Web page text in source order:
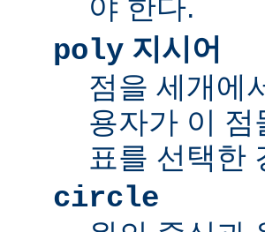
야 한다.
poly 지시어
점을 세개에
용자가 이
표를 선택한
circle